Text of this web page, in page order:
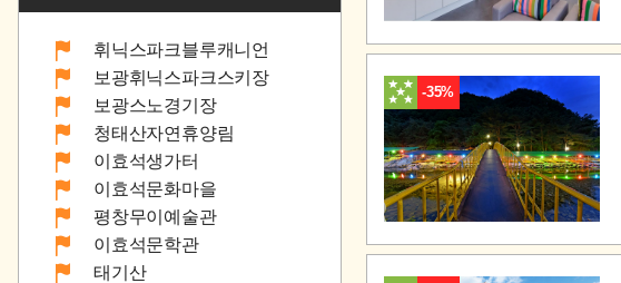
휘닉스파크블루캐니언
보광휘닉스파크스키장
보광스노경기장
청태산자연휴양림
이효석생가터
이효석문화마을
평창무이예술관
이효석문학관
태기산
-35%